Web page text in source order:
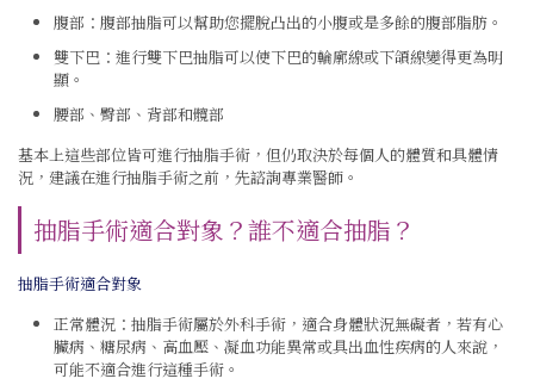
腹部：腹部抽脂可以幫助您擺脫凸出的小腹或是多餘的腹部脂肪。
雙下巴：進行雙下巴抽脂可以使下巴的輪廓線或下頜線變得更為明
顯。
腰部、臀部、背部和髖部
基本上這些部位皆可進行抽脂手術，但仍取決於每個人的體質和具體情
況，建議在進行抽脂手術之前，先諮詢專業醫師。
抽脂手術適合對象？誰不適合抽脂？
抽脂手術適合對象
正常體況：抽脂手術屬於外科手術，適合身體狀況無礙者，若有心
臟病、糖尿病、高血壓、凝血功能異常或具出血性疾病的人來說，
可能不適合進行這種手術。